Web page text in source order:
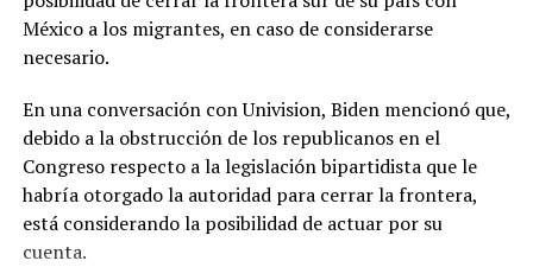
México a los migrantes, en caso de considerarse
necesario.
En una conversación con Univision, Biden mencionó que,
debido a la obstrucción de los republicanos en el
Congreso respecto a la legislación bipartidista que le
habría otorgado la autoridad para cerrar la frontera,
está considerando la posibilidad de actuar por su
cuenta.